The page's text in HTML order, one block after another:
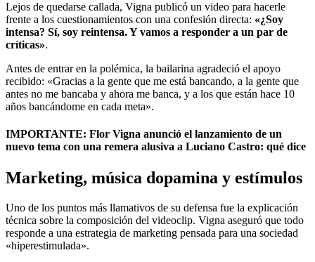
Lejos de quedarse callada, Vigna publicó un video para hacerle
frente a los cuestionamientos con una confesión directa: «¿Soy
intensa? Sí, soy reintensa. Y vamos a responder a un par de
críticas».
Antes de entrar en la polémica, la bailarina agradeció el apoyo
recibido: «Gracias a la gente que me está bancando, a la gente que
antes no me bancaba y ahora me banca, y a los que están hace 10
años bancándome en cada meta».
IMPORTANTE: Flor Vigna anunció el lanzamiento de un
nuevo tema con una remera alusiva a Luciano Castro: qué dice
Marketing, música dopamina y estímulos
Uno de los puntos más llamativos de su defensa fue la explicación
técnica sobre la composición del videoclip. Vigna aseguró que todo
responde a una estrategia de marketing pensada para una sociedad
«hiperestimulada».